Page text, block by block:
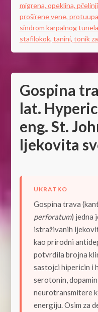
migrena, opeklina,
proširene vene,
sindrom karpalnog
stafilokok, tanini, tonik
Gospina
lat.
eng. St.
ljekovita
UKRATKO
Gospina trava
perforatum) jedna
istraživanih
kao prirodni
potvrdila brojna
sastojci hipericin i
serotonin,
neurotransmitere
energiju. Osim za